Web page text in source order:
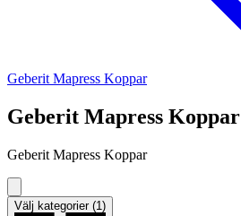
Geberit Mapress Koppar
Geberit Mapress Koppar
Geberit Mapress Koppar
Välj kategorier (1)